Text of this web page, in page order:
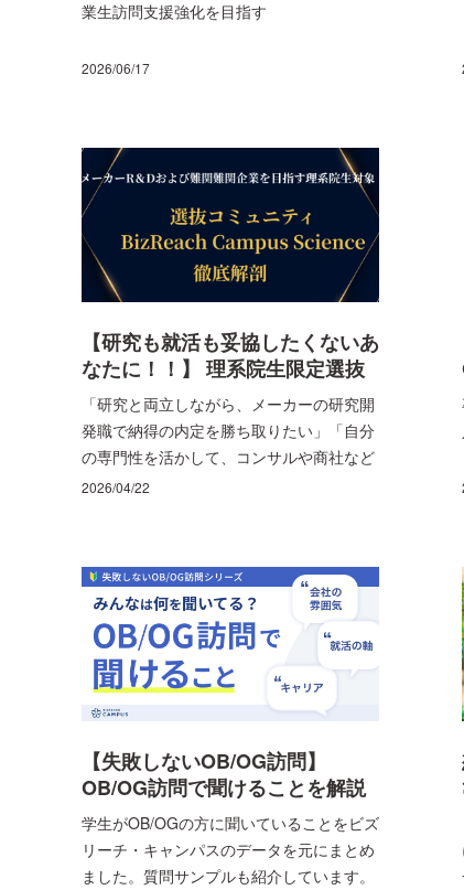
業生訪問支援強化を目指す
2026/06/17
【研究も就活も妥協したくないあ
なたに！！】 理系院生限定選抜
コミュニティ“BizReach
Campus Science”を徹底解剖！
BizReach Campus Science
(BCS) ～理系の専門性を市場価
値へ。メーカーR&D内定と難関
「研究と両立しながら、メーカーの研究開
発職で納得の内定を勝ち取りたい」「自分
の専門性を活かして、コンサルや商社など
の難関企業にも挑戦したい」「多忙な研究
理系院生の方はいらっしゃいませんか？ そ
んな就活も研究も妥協したくない理系大学
院生のみなさんに、難関企業内定者がマン
ツーマンで伴走する理系特化型選抜コミュ
ニティ「BizReach Campus
Science（BCS）」が始動します。本コラ
ムでは、今期新たに発足し、サマーインタ
ーン選考から理系就活に革命を起こす「理
系院生限定選抜コミュニティBCS」につい
て、その全貌を徹底的に解説します！
2026/04/22
【失敗しないOB/OG訪問】
OB/OG訪問で聞けることを解説
します
学生がOB/OGの方に聞いていることをビズ
リーチ・キャンパスのデータを元にまとめ
ました。質問サンプルも紹介しています。